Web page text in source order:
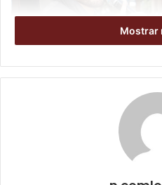
Foto: Emerson Dias / NCom
Mostrar